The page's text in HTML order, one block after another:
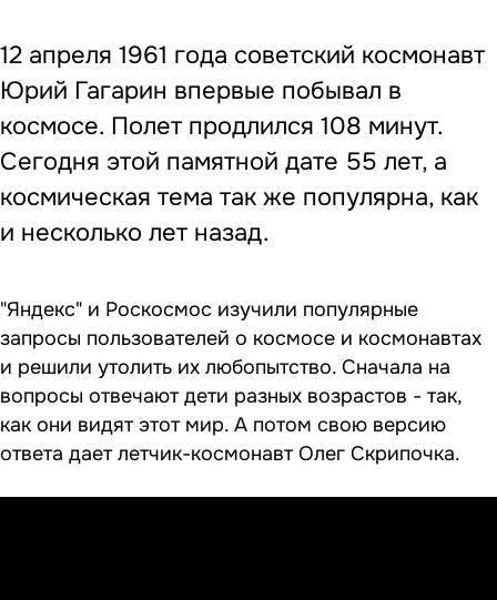
12 апреля 1961 года советский космонавт
Юрий Гагарин впервые побывал в
космосе. Полет продлился 108 минут.
Сегодня этой памятной дате 55 лет, а
космическая тема так же популярна, как
и несколько лет назад.
"Яндекс" и Роскосмос изучили популярные
запросы пользователей о космосе и космонавтах
и решили утолить их любопытство. Сначала на
вопросы отвечают дети разных возрастов - так,
как они видят этот мир. А потом свою версию
ответа дает летчик-космонавт Олег Скрипочка.